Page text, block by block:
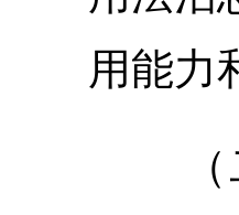
用能力